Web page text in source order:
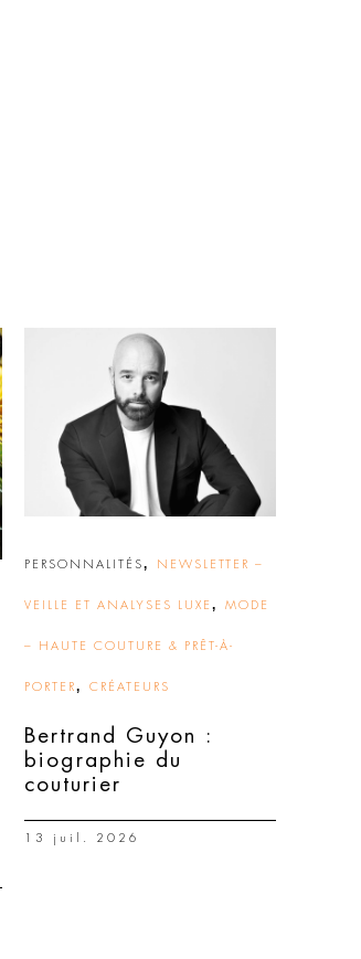
PERSONNALITÉS, NEWSLETTER –
VEILLE ET ANALYSES LUXE , MODE
– HAUTE COUTURE & PRÊT-À-
PORTER, CRÉATEURS
Bertrand Guyon :
biographie du
couturier
13 juil. 2026